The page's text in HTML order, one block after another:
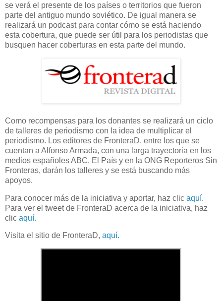
se verá el presente de los países o territorios que fueron
parte del antiguo mundo soviético. De igual manera se
realizará un podcast para contar cómo se está haciendo
esta cobertura, que puede ser útil para los periodistas que
busquen hacer coberturas en esta parte del mundo.
Como recompensas para los donantes se realizará un ciclo
de talleres de periodismo con la idea de multiplicar el
periodismo. Los editores de FronteraD, entre los que se
cuentan a Alfonso Armada, con una larga trayectoria en los
medios españoles ABC, El País y en la ONG Reporteros Sin
Fronteras, darán los talleres y se está buscando más
apoyos.
Para conocer más de la iniciativa y aportar, haz clic aquí.
Para ver el tweet de FronteraD acerca de la iniciativa, haz
clic aquí.
Visita el sitio de FronteraD, aquí.